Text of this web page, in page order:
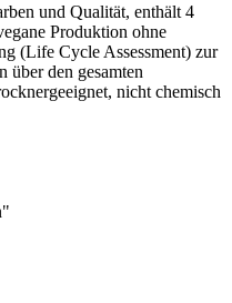
und Qualität, enthält 4
Produktion ohne
(Life Cycle Assessment) zur
den gesamten
nicht chemisch